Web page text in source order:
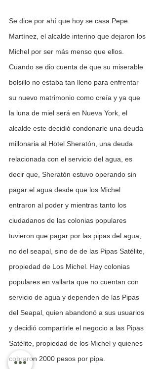
Se dice por ahí que hoy se casa Pepe
Martínez, el alcalde interino que dejaron los
Michel por ser más menso que ellos.
Cuando se dio cuenta de que su miserable
bolsillo no estaba tan lleno para enfrentar
su nuevo matrimonio como creía y ya que
la luna de miel será en Nueva York, el
alcalde este decidió condonarle una deuda
millonaria al Hotel Sheratón, una deuda
relacionada con el servicio del agua, es
decir que, Sheratón estuvo operando sin
pagar el agua desde que los Michel
entraron al poder y mientras tanto los
ciudadanos de las colonias populares
tuvieron que pagar por las pipas del agua,
no del seapal, sino de de las Pipas Satélite,
propiedad de Los Michel. Hay colonias
populares en vallarta que no cuentan con
servicio de agua y dependen de las Pipas
del Seapal, quien abandonó a sus usuarios
y decidió compartirle el negocio a las Pipas
Satélite, propiedad de los Michel y quienes
cobraron 2000 pesos por pipa.